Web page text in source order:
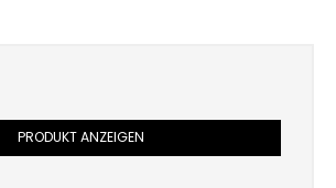
PRODUKT ANZEIGEN